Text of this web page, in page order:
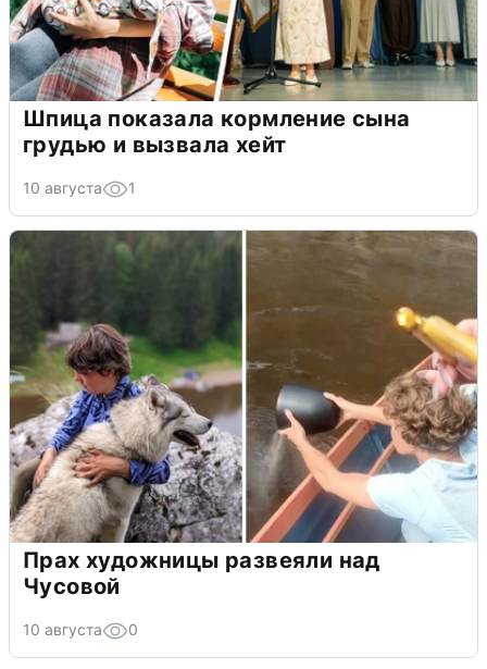
Шпица показала кормление сына
грудью и вызвала хейт
10 августа 1
Прах художницы развеяли над
Чусовой
10 августа 0